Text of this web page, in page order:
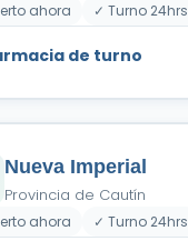
ahora ✓ Turno 24hrs
de turno
Nueva Imperial
Provincia de Cautín
ahora ✓ Turno 24hrs